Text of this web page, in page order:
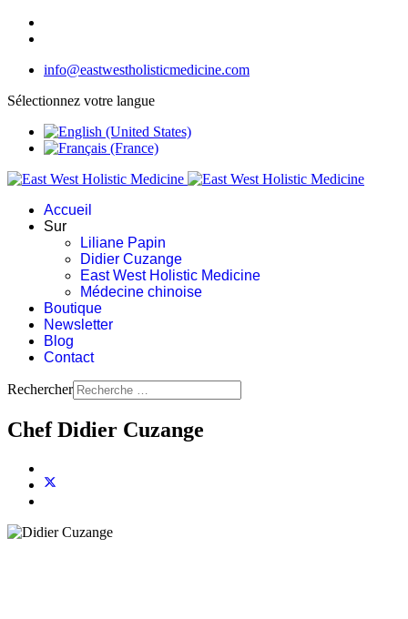
info@eastwestholisticmedicine.com
Sélectionnez votre langue
Accueil
Sur
Liliane Papin
Didier Cuzange
East West Holistic Medicine
Médecine chinoise
Boutique
Newsletter
Blog
Contact
Rechercher
Chef Didier Cuzange